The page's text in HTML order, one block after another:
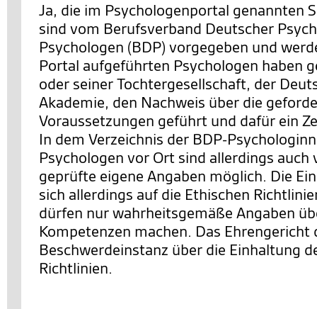
Ja, die im Psychologenportal genannten
sind vom Berufsverband Deutscher
Psychologen (BDP) vorgegeben und
Portal aufgeführten Psychologen haben
oder seiner Tochtergesellschaft, der
Akademie, den Nachweis über die
Voraussetzungen geführt und dafür ein
In dem Verzeichnis der BDP-
Psychologen vor Ort sind allerdings auch
geprüfte eigene Angaben möglich. Die
sich allerdings auf die Ethischen
dürfen nur wahrheitsgemäße Angaben
Kompetenzen machen. Das Ehrengericht
Beschwerdeinstanz über die Einhaltung
Richtlinien.